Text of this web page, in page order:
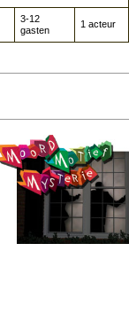
3-12
gasten
1 acteur